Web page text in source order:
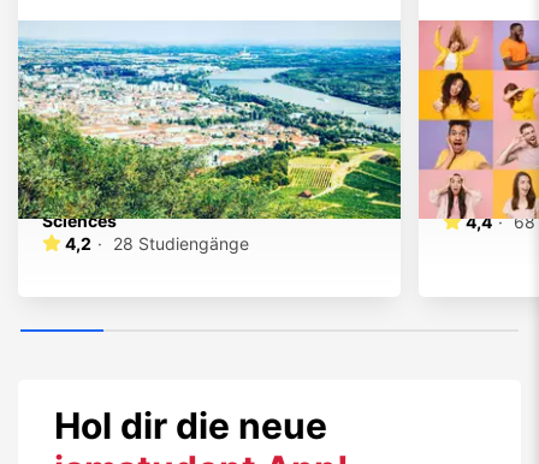
IMC Krems University of Applied
Sciences
4,2 · 28 Studiengänge
AKAD
4,4 · 68
Hol dir die neue